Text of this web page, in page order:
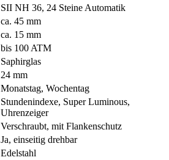
SII NH 36, 24 Steine Automatik
ca. 45 mm
ca. 15 mm
bis 100 ATM
Saphirglas
24 mm
Monatstag, Wochentag
Stundenindexe, Super Luminous,
Uhrenzeiger
Verschraubt, mit Flankenschutz
Ja, einseitig drehbar
Edelstahl